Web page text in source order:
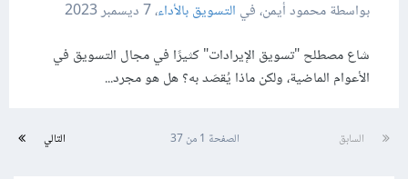
بواسطة محمود أيمن، في التسويق بالأداء،7 ديسمبر 2023
شاع مصطلح "تسويق الإيرادات" كثيرًا في مجال التسويق في
الأعوام الماضية، ولكن ماذا يُقصَد به؟ هل هو مجرد...
السابق التالي الصفحة 1 من 37